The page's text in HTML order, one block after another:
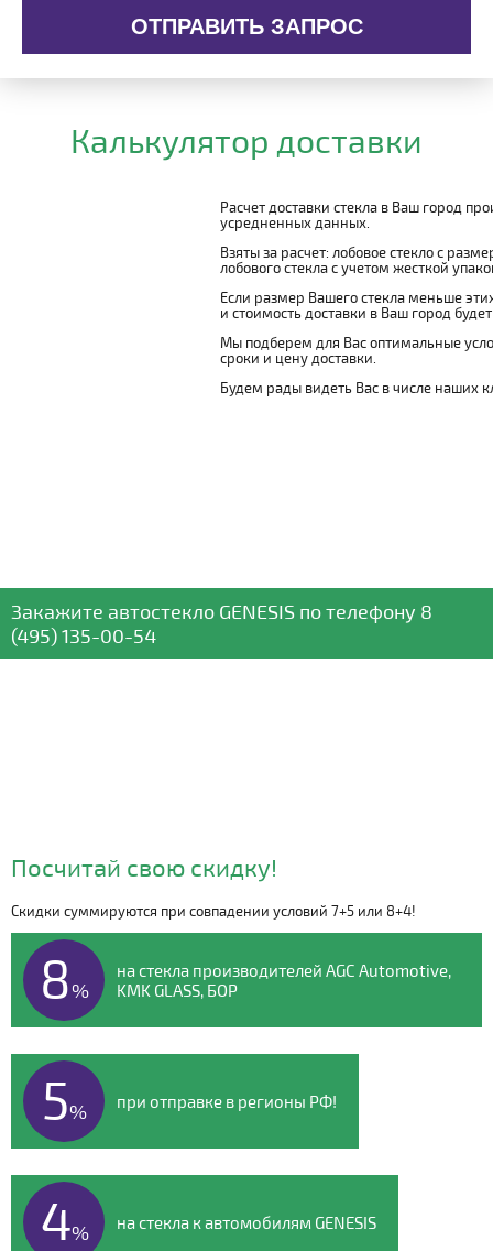
ОТПРАВИТЬ ЗАПРОС
Калькулятор доставки
Расчет доставки стекла в Ваш город
усредненных данных.
Взяты за расчет: лобовое стекло с
лобового стекла с учетом жесткой
Если размер Вашего стекла меньше
и стоимость доставки в Ваш город
Мы подберем для Вас оптимальные
сроки и цену доставки.
Будем рады видеть Вас в числе наших
Закажите автостекло GENESIS по телефону 8
(495) 135-00-54
Видео о компании
Посчитай свою скидку!
Скидки суммируются при совпадении условий 7+5 или 8+4!
8%
на стекла производителей AGC Automotive,
KMK GLASS, БОР
5% при отправке в регионы РФ!
4% на стекла к автомобилям GENESIS